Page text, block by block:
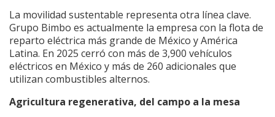
La movilidad sustentable representa otra línea clave.
Grupo Bimbo es actualmente la empresa con la flota de
reparto eléctrica más grande de México y América
Latina. En 2025 cerró con más de 3,900 vehículos
eléctricos en México y más de 260 adicionales que
utilizan combustibles alternos.
Agricultura regenerativa, del campo a la mesa